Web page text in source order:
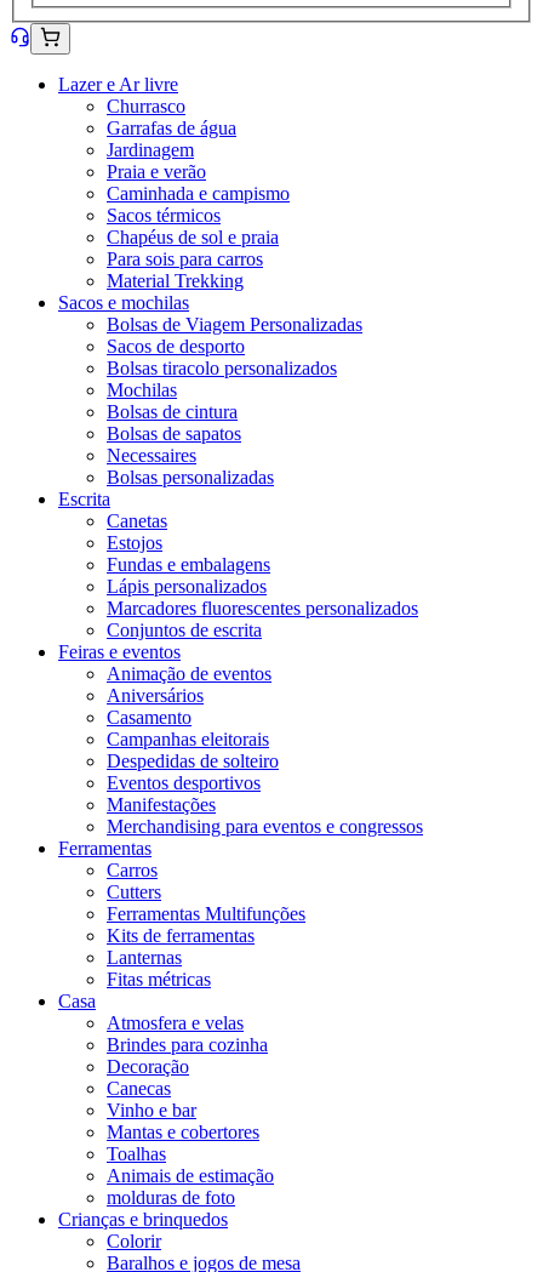
Lazer e Ar livre
Churrasco
Garrafas de água
Jardinagem
Praia e verão
Caminhada e campismo
Sacos térmicos
Chapéus de sol e praia
Para sois para carros
Material Trekking
Sacos e mochilas
Bolsas de Viagem Personalizadas
Sacos de desporto
Bolsas tiracolo personalizados
Mochilas
Bolsas de cintura
Bolsas de sapatos
Necessaires
Bolsas personalizadas
Escrita
Canetas
Estojos
Fundas e embalagens
Lápis personalizados
Marcadores fluorescentes personalizados
Conjuntos de escrita
Feiras e eventos
Animação de eventos
Aniversários
Casamento
Campanhas eleitorais
Despedidas de solteiro
Eventos desportivos
Manifestações
Merchandising para eventos e congressos
Ferramentas
Carros
Cutters
Ferramentas Multifunções
Kits de ferramentas
Lanternas
Fitas métricas
Casa
Atmosfera e velas
Brindes para cozinha
Decoração
Canecas
Vinho e bar
Mantas e cobertores
Toalhas
Animais de estimação
molduras de foto
Crianças e brinquedos
Colorir
Baralhos e jogos de mesa